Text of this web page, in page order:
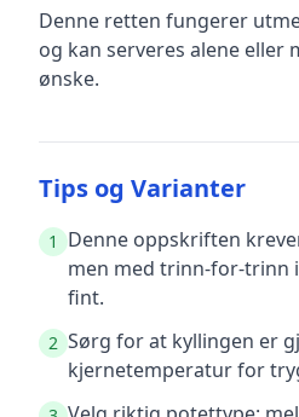
Denne retten fungerer
og kan serveres alene
ønske.
Tips og Varianter
1
Denne oppskriften
men med trinn-for-trinn
fint.
2 Sørg for at kyllingen er
kjernetemperatur for